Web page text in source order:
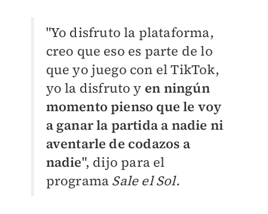
"Yo disfruto la plataforma,
creo que eso es parte de lo
que yo juego con el TikTok,
yo la disfruto y en ningún
momento pienso que le voy
a ganar la partida a nadie ni
aventarle de codazos a
nadie", dijo para el
programa Sale el Sol.